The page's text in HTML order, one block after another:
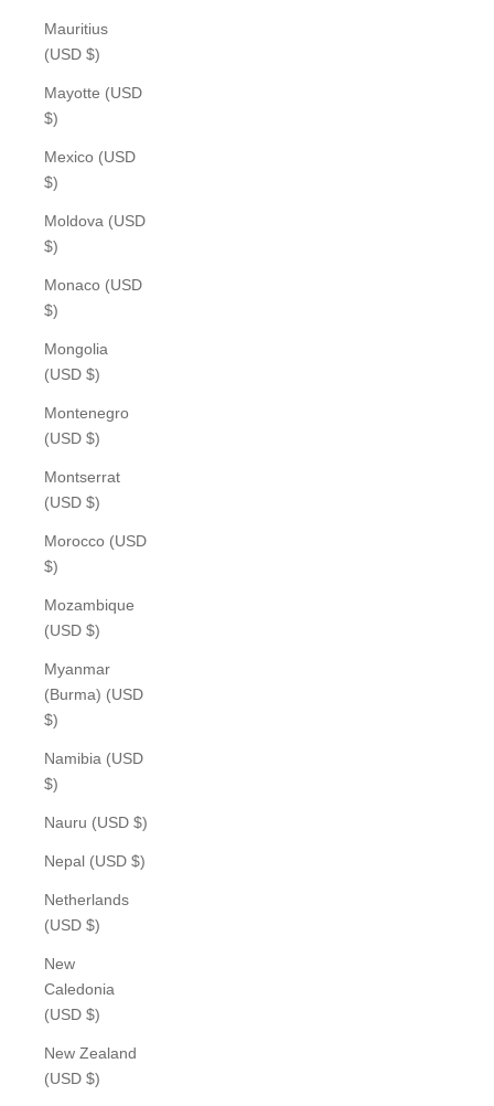
Mauritius
(USD $)
Mayotte (USD
$)
Mexico (USD
$)
Moldova (USD
$)
Monaco (USD
$)
Mongolia
(USD $)
Montenegro
(USD $)
Montserrat
(USD $)
Morocco (USD
$)
Mozambique
(USD $)
Myanmar
(Burma) (USD
$)
Namibia (USD
$)
Nauru (USD $)
Nepal (USD $)
Netherlands
(USD $)
New
Caledonia
(USD $)
New Zealand
(USD $)